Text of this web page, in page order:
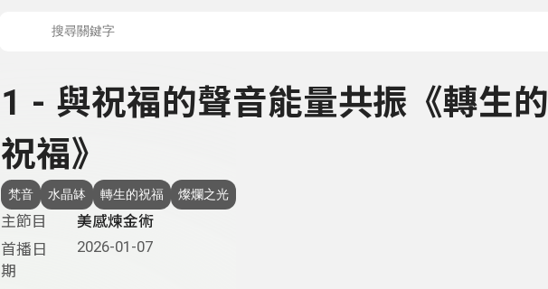
1 - 與祝福的聲音能量共振《轉生的
祝福》
梵音 水晶缽 轉生的祝福 燦爛之光
主節目
美感煉金術
首播日
期
2026-01-07